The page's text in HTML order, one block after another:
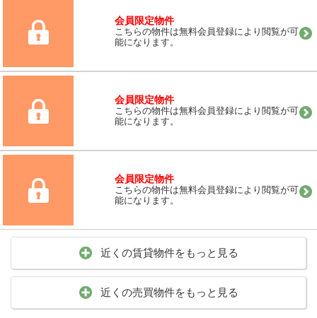
会員限定物件
こちらの物件は無料会員登録により閲覧が可
能になります。
会員限定物件
こちらの物件は無料会員登録により閲覧が可
能になります。
会員限定物件
こちらの物件は無料会員登録により閲覧が可
能になります。
近くの賃貸物件をもっと見る
近くの売買物件をもっと見る